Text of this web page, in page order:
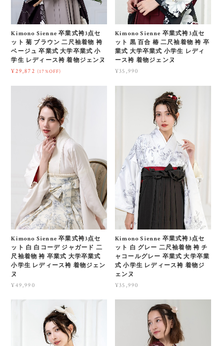
Kimono Sienne 卒業式袴3点セ
ット 菊 ブラウン 二尺袖着物 袴
ベージュ 卒業式 大学卒業式 小
学生 レディース袴 着物ジェンヌ
¥29,872 (17%OFF)
Kimono Sienne 卒業式袴3点セ
ット 黒 百合 椿 二尺袖着物 袴 卒
業式 大学卒業式 小学生 レディ
ース袴 着物ジェンヌ
¥35,990
Kimono Sienne 卒業式袴3点セ
ット 白 白コーデ ジャガード 二
尺袖着物 袴 卒業式 大学卒業式
小学生 レディース袴 着物ジェン
ヌ
¥49,990
Kimono Sienne 卒業式袴3点セ
ット 白 グレー 二尺袖着物 袴 チ
ャコールグレー 卒業式 大学卒業
式 小学生 レディース袴 着物ジ
ェンヌ
¥35,990